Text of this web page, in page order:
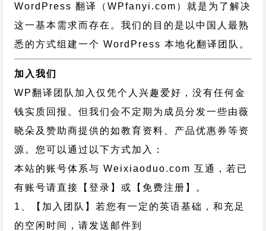
WordPress 翻译（WPfanyi.com） 就是为了解决
这一基本需求而存在。我们的目的是以中国人最熟
悉的方式组建一个 WordPress 本地化翻译团队。
加入我们
WP翻译团队加入仅凭个人兴趣爱好，没有任何金
钱实质回报。但我们会不定期为成员分发一些由薇
晓朵及赞助商提供的如教育资料、产品优惠券等资
源。您可以通过以下方式加入：
本站的账号体系与Weixiaoduo.com 互通，若已
有账号请直接【登录】或【免费注册】。
1、【加入团队】若您有一定的英语基础，和充足
的空闲时间，请发送邮件到